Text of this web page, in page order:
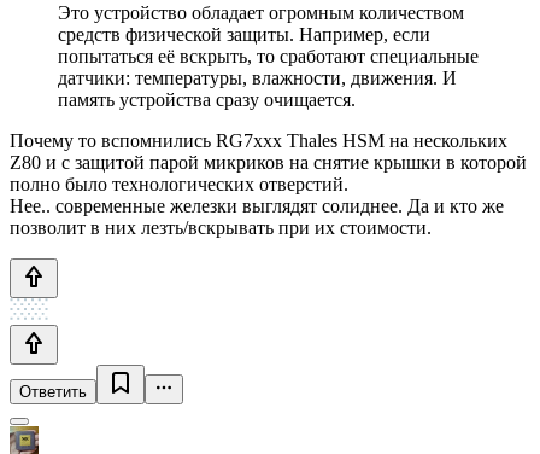
Это устройство обладает огромным количеством
средств физической защиты. Например, если
попытаться её вскрыть, то сработают специальные
датчики: температуры, влажности, движения. И
память устройства сразу очищается.
Почему то вспомнились RG7xxx Thales HSM на нескольких
Z80 и с защитой парой микриков на снятие крышки в которой
полно было технологических отверстий.
Нее.. современные железки выглядят солиднее. Да и кто же
позволит в них лезть/вскрывать при их стоимости.
Ответить